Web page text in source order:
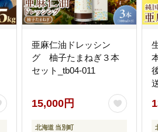
亜麻仁油ドレッシン
グ 柚子たまねぎ３本
セット_tb04-011
15,000円
北海道 当別町